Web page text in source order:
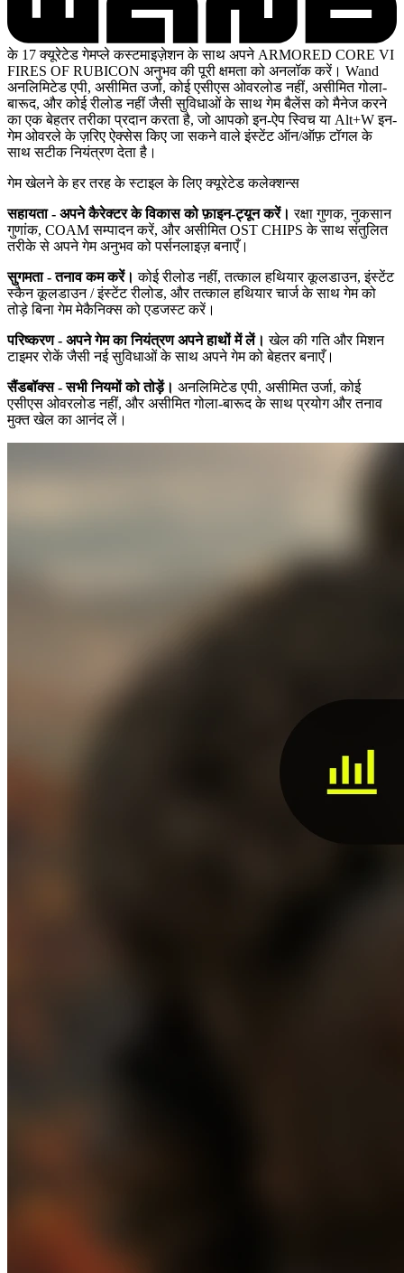
के 17 क्यूरेटेड गेमप्ले कस्टमाइज़ेशन के साथ अपने ARMORED CORE VI
FIRES OF RUBICON अनुभव की पूरी क्षमता को अनलॉक करें। Wand
अनलिमिटेड एपी, असीमित उर्जा, कोई एसीएस ओवरलोड नहीं, असीमित गोला-
बारूद, और कोई रीलोड नहीं जैसी सुविधाओं के साथ गेम बैलेंस को मैनेज करने
का एक बेहतर तरीका प्रदान करता है, जो आपको इन-ऐप स्विच या Alt+W इन-
गेम ओवरले के ज़रिए ऐक्सेस किए जा सकने वाले इंस्टेंट ऑन/ऑफ़ टॉगल के
साथ सटीक नियंत्रण देता है।
गेम खेलने के हर तरह के स्टाइल के लिए क्यूरेटेड कलेक्शन्स
सहायता - अपने कैरेक्टर के विकास को फ़ाइन-ट्यून करें। रक्षा गुणक, नुकसान
गुणांक, COAM सम्पादन करें, और असीमित OST CHIPS के साथ संतुलित
तरीके से अपने गेम अनुभव को पर्सनलाइज़ बनाएँ।
सुगमता - तनाव कम करें। कोई रीलोड नहीं, तत्काल हथियार कूलडाउन, इंस्टेंट
स्कैन कूलडाउन / इंस्टेंट रीलोड, और तत्काल हथियार चार्ज के साथ गेम को
तोड़े बिना गेम मेकैनिक्स को एडजस्ट करें।
परिष्करण - अपने गेम का नियंत्रण अपने हाथों में लें। खेल की गति और मिशन
टाइमर रोकें जैसी नई सुविधाओं के साथ अपने गेम को बेहतर बनाएँ।
सैंडबॉक्स - सभी नियमों को तोड़ें। अनलिमिटेड एपी, असीमित उर्जा, कोई
एसीएस ओवरलोड नहीं, और असीमित गोला-बारूद के साथ प्रयोग और तनाव
मुक्त खेल का आनंद लें।